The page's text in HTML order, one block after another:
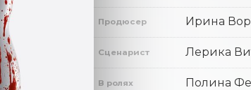
Продюсер Ирина
Сценарист Лерика
В ролях
Полина